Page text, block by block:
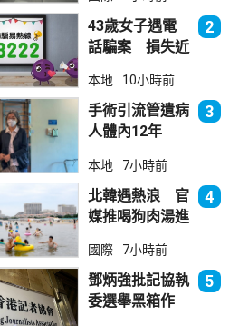
43歲女子遇電
話騙案 損失近
2
本地 10小時前
手術引流管遺病
人體內12年
業失當除牌1個
月
3
本地 7小時前
北韓遇熱浪 官
媒推喝狗肉湯進
4
國際 7小時前
鄧炳強批記協執
委選舉黑箱作
5